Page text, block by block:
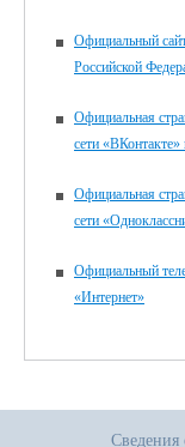
Официальный
Российской
Официальная
сети
Официальная
сети
Официальный
«Интернет»
Сведения